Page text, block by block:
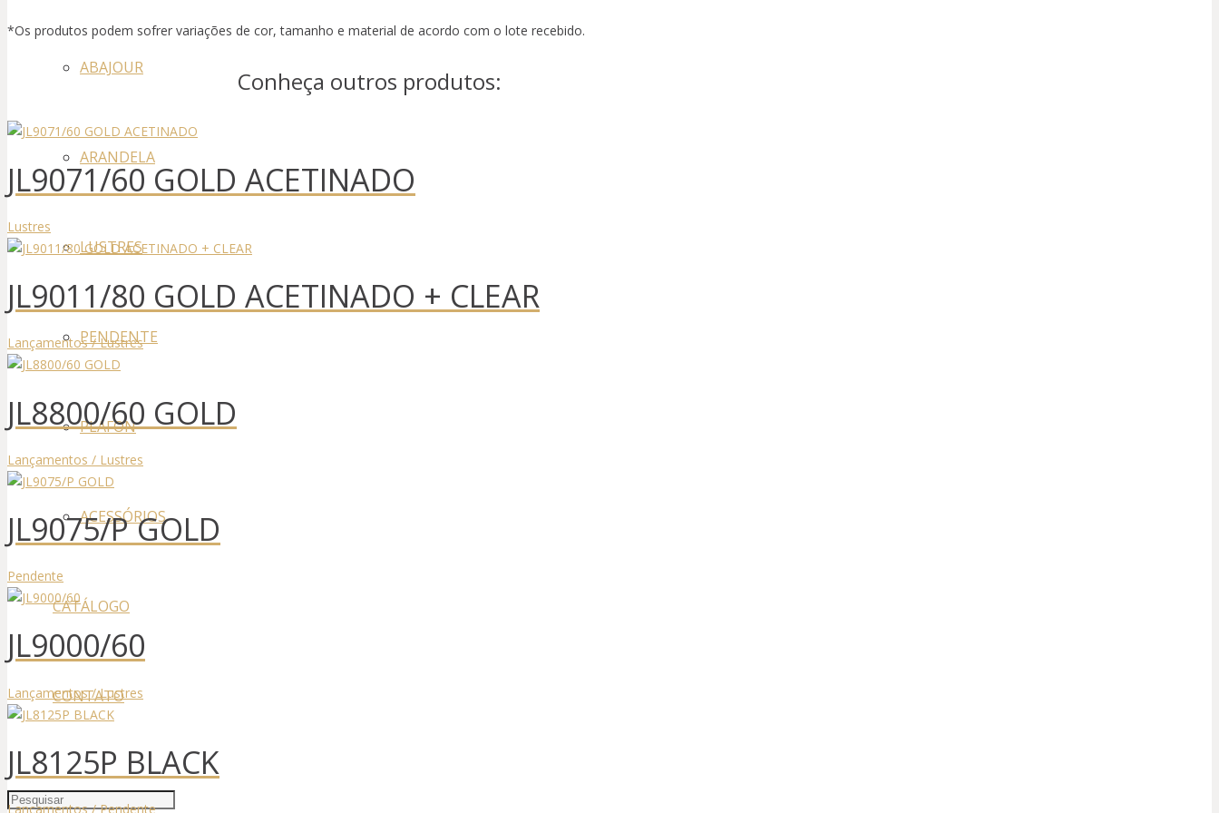
ABAJOUR
ARANDELA
LUSTRES
PENDENTE
PLAFON
ACESSÓRIOS
CATÁLOGO
CONTATO
*Os produtos podem sofrer variações de cor, tamanho e material de acordo com o lote recebido.
Conheça outros produtos:
JL9071/60 GOLD ACETINADO
Lustres
JL9011/80 GOLD ACETINADO + CLEAR
Lançamentos / Lustres
JL8800/60 GOLD
Lançamentos / Lustres
JL9075/P GOLD
Pendente
JL9000/60
Lançamentos / Lustres
JL8125P BLACK
Lançamentos / Pendente